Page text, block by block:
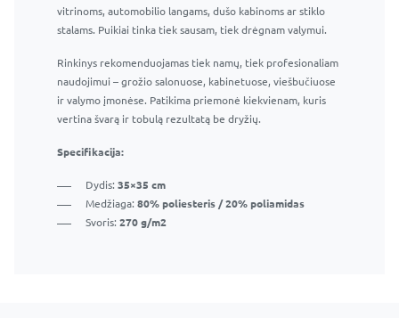
vitrinoms, automobilio langams, dušo kabinoms ar stiklo
stalams. Puikiai tinka tiek sausam, tiek drėgnam valymui.
Rinkinys rekomenduojamas tiek namų, tiek profesionaliam
naudojimui – grožio salonuose, kabinetuose, viešbučiuose
ir valymo įmonėse. Patikima priemonė kiekvienam, kuris
vertina švarą ir tobulą rezultatą be dryžių.
Specifikacija:
Dydis: 35×35 cm
Medžiaga: 80% poliesteris / 20% poliamidas
Svoris: 270 g/m2